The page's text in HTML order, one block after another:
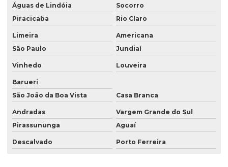
Empresas no ramo de construção civil em sp
Empresas de obras em sp
Empresas prestadoras de serviços industriais
Empresas prestadoras de serviços de manutenção industrial
Equipe para reformas
Estruturas metalicas para obra
Manutenção em fábrica
Manutenção industrial
Águas de Lindóia
Socorro
Piracicaba
Rio Claro
Limeira
Americana
São Paulo
Jundiaí
Vinhedo Louveira
Barueri
São João da Boa Vista
Casa Branca
Andradas
Vargem Grande do Sul
Pirassununga
Aguaí
Descalvado Porto Ferreira